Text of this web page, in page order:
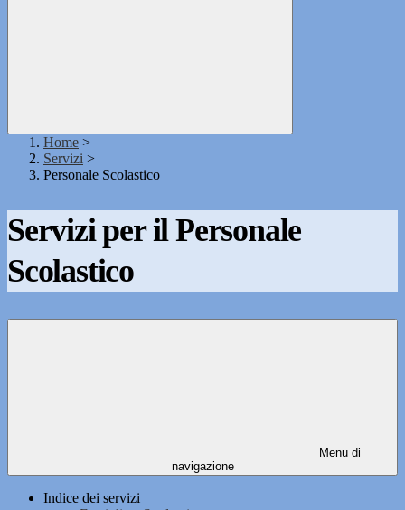
Home >
Servizi >
Personale Scolastico
Servizi per il Personale
Scolastico
Menu di
navigazione
Indice dei servizi